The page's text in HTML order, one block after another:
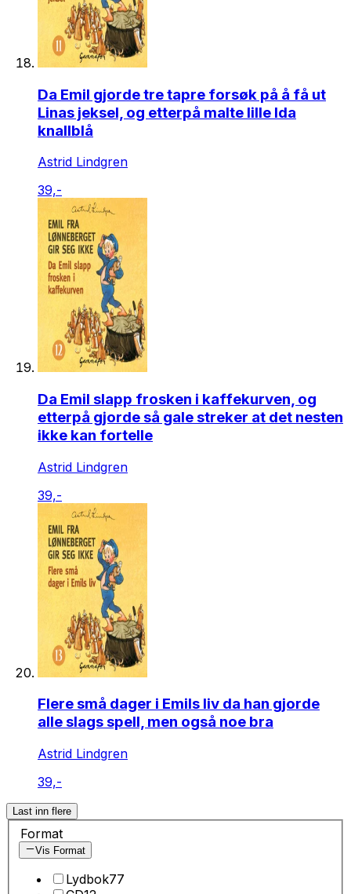
Da Emil gjorde tre tapre forsøk på å få ut
Linas jeksel, og etterpå malte lille Ida
knallblå
Astrid Lindgren
39,-
Da Emil slapp frosken i kaffekurven, og
etterpå gjorde så gale streker at det nesten
ikke kan fortelle
Astrid Lindgren
39,-
Flere små dager i Emils liv da han gjorde
alle slags spell, men også noe bra
Astrid Lindgren
39,-
Last inn flere
Format
Vis Format
Lydbok77